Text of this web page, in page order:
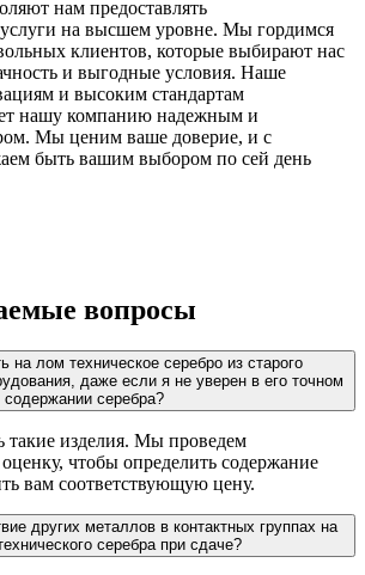
нам предоставлять
на высшем уровне. Мы гордимся
клиентов, которые выбирают нас
и выгодные условия. Наше
и высоким стандартам
нашу компанию надежным и
Мы ценим ваше доверие, и с
быть вашим выбором по сей день
вопросы
на лом техническое серебро из старого
даже если я не уверен в его точном
содержании серебра?
такие изделия. Мы проведем
чтобы определить содержание
вам соответствующую цену.
других металлов в контактных группах на
серебра при сдаче?